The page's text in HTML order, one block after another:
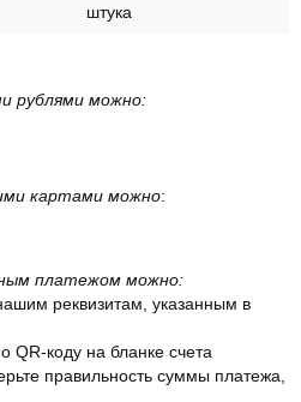
штука
рублями можно:
картами можно:
платежом можно:
реквизитам, указанным в
QR-коду на бланке счета
правильность суммы платежа,